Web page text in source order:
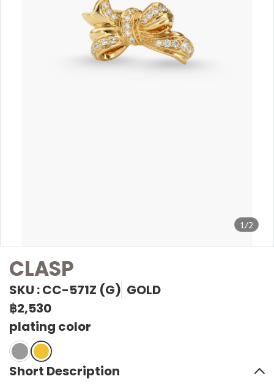
1/2
CLASP
SKU : CC-571Z (G) GOLD
฿2,530
plating color
Short Description